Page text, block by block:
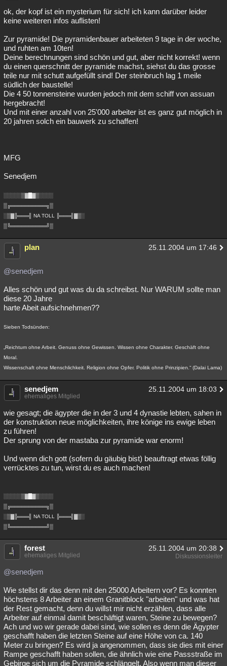
ok, der kopf ist ein mysterium für sich! ich kann darüber leider
keine weiteren infos auflisten!
Zur pyramide! Die pyramidenbauer arbeiteten 9 tage in der woche,
und ruhten am 10ten!
Deine berechnungen sind schön und gut, aber nicht korrekt! wenn
du einen querschnitt der pyramide machst, siehst du das grosse
teile nur mit schutt aufgefüllt sind! Der steinbruch lag 1 meile
südlich der baustelle!
Die 4 50 tonnensteine wurden jedoch mit dem schiff von assuan
hergebracht!
Und mit einer anzahl von 25'000 arbeiter ist es ganz gut möglich in
20 jahren solch ein bauwerk zu schaffen!
MFG
Senedjem
░░░░░▒▓█▓▒░░░░
▒╔══════════╗▒
░▒▓╠═══╣ NA TOLL ╠═══╣▓▒░
▒╚══════════╝▒
plan 25.11.2004 um 17:46
@senedjem
Alles schön und gut was du da schreibst. Nur WARUM sollte man
diese 20 Jahre
harte Abeit aufsichnehmen??
Sieben Todsünden:
„Reichtum ohne Arbeit. Genuss ohne Gewissen. Wissen ohne Charakter. Geschäft ohne
Moral.
Wissenschaft ohne Menschlichkeit. Religion ohne Opfer. Politik ohne Prinzipien.“ (Dalai Lama)
senedjem 25.11.2004 um 18:03
ehemaliges Mitglied
wie gesagt; die ägypter die in der 3 und 4 dynastie lebten, sahen in
der konstruktion neue möglichkeiten, ihre könige ins ewige leben
zu führen!
Der sprung von der mastaba zur pyramide war enorm!
Und wenn dich gott (sofern du gäubig bist) beauftragt etwas föllig
verrücktes zu tun, wirst du es auch machen!
░░░░░▒▓█▓▒░░░░
▒╔══════════╗▒
░▒▓╠═══╣ NA TOLL ╠═══╣▓▒░
▒╚══════════╝▒
forest 25.11.2004 um 20:38
ehemaliges Mitglied Diskussionsleiter
@senedjem
Wie stellst dir das denn mit den 25000 Arbeitern vor? Es konnten
höchstens 8 Arbeiter an einem Granitblock "arbeiten" und was hat
der Rest gemacht, denn du willst mir nicht erzählen, dass alle
Arbeiter auf einmal damit beschäftigt waren, Steine zu bewegen?
Ach und wo wir gerade dabei sind, wie sollen es denn die Ägypter
geschafft haben die letzten Steine auf eine Höhe von ca. 140
Meter zu bringen? Es wird ja angenommen, dass sie dies mit einer
Rampe geschafft haben sollen, die ähnlich wie eine Passstraße im
Gebirge sich um die Pyramide schlängelt. Also wenn man dieser